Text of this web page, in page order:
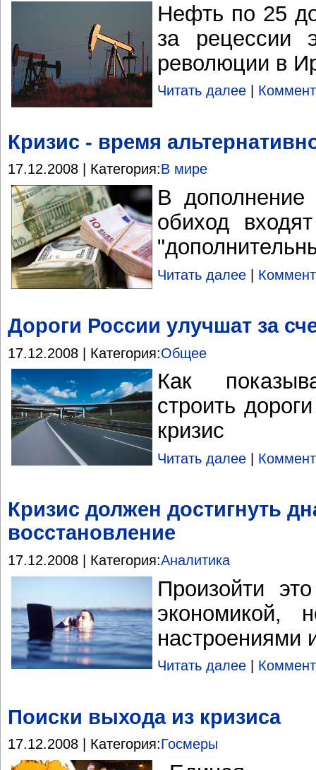
Нефть по 25
за рецессии
революции в
Читать далее
Кризис - время
17.12.2008 | Категория:В мире
В
обиход
Читать далее
Дороги России улучшат за
17.12.2008 | Категория:Общее
Как
строить
кризис
Читать далее
Кризис должен достигнуть
восстановление
17.12.2008 | Категория:Аналитика
Произойти
экономикой,
настроениями
Читать далее
Поиски выхода из кризиса
17.12.2008 | Категория:Госмеры